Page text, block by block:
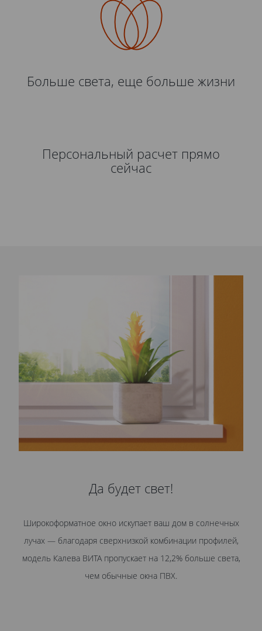
Больше света, еще больше жизни
Персональный расчет прямо
сейчас
Да будет свет!
Широкоформатное окно искупает ваш дом в солнечных
лучах — благодаря сверхнизкой комбинации профилей,
модель Калева ВИТА пропускает на 12,2% больше света,
чем обычные окна ПВХ.